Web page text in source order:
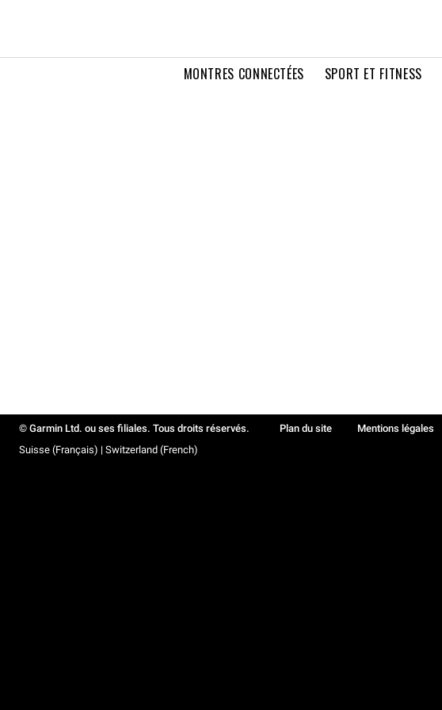
MONTRES CONNECTÉES SPORT ET FITNESS
© Garmin Ltd. ou ses filiales. Tous droits réservés. Plan du site Mentions légales
Suisse (Français) | Switzerland (French)